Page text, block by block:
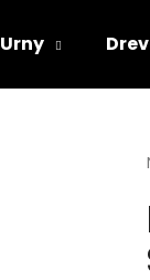
Urny